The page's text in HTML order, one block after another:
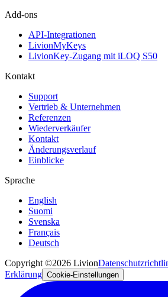
Add-ons
API-Integrationen
LivionMyKeys
LivionKey-Zugang mit iLOQ S50
Kontakt
Support
Vertrieb & Unternehmen
Referenzen
Wiederverkäufer
Kontakt
Änderungsverlauf
Einblicke
Sprache
English
Suomi
Svenska
Français
Deutsch
Copyright ©2026 Livion
Erklärung Cookie-Einstellungen